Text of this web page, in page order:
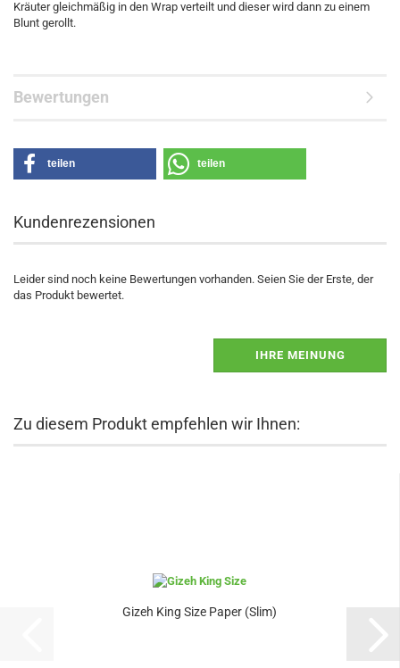
Kräuter gleichmäßig in den Wrap verteilt und dieser wird dann zu einem
Blunt gerollt.
Bewertungen
teilen teilen
Kundenrezensionen
Leider sind noch keine Bewertungen vorhanden. Seien Sie der Erste, der
das Produkt bewertet.
IHRE MEINUNG
Zu diesem Produkt empfehlen wir Ihnen:
Gizeh King Size Paper (Slim)